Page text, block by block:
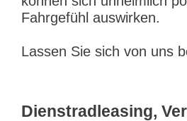
Fahrgefühl auswirken.
Lassen Sie sich von uns
Dienstradleasing,